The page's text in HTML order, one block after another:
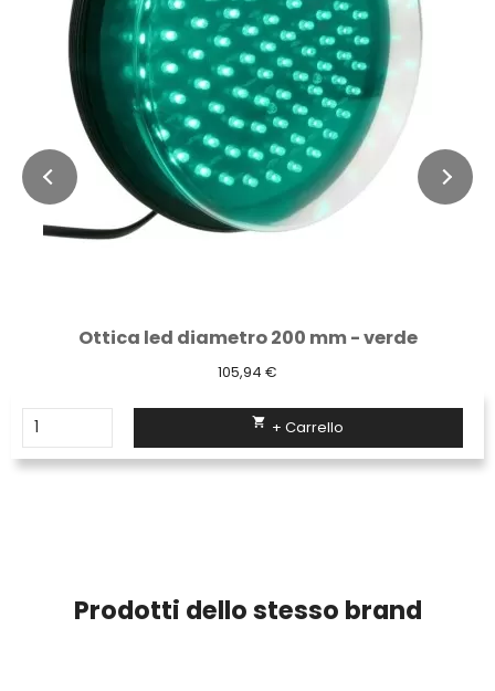
Ottica led diametro 200 mm - verde
105,94 €
 + Carrello
Prodotti dello stesso brand